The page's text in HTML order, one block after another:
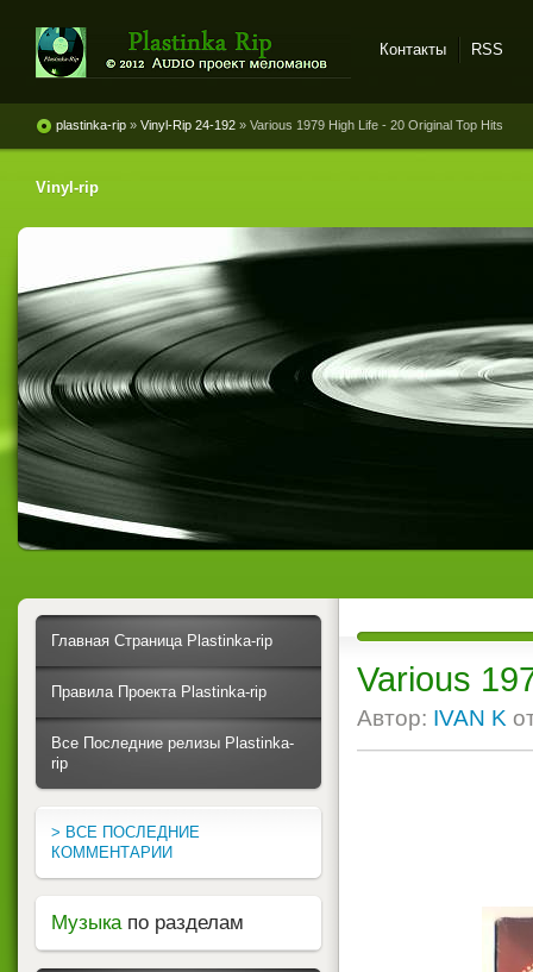
винила и магнитоальбомов
Контакты RSS
plastinka-rip » Vinyl-Rip 24-192 » Various 1979 High Life - 20 Original Top Hits
Vinyl-rip
Various
Автор: IVAN K
Главная Страница Plastinka-rip
Правила Проекта Plastinka-rip
Все Последние релизы Plastinka-
rip
> ВСЕ ПОСЛЕДНИЕ
КОММЕНТАРИИ
Музыка по разделам